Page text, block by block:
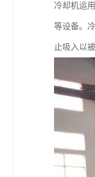
冷却机运
等设备。
止吸入以